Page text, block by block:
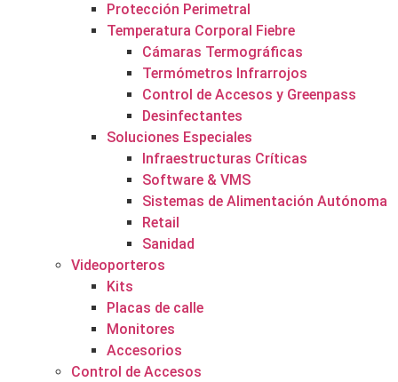
Protección Perimetral
Temperatura Corporal Fiebre
Cámaras Termográficas
Termómetros Infrarrojos
Control de Accesos y Greenpass
Desinfectantes
Soluciones Especiales
Infraestructuras Críticas
Software & VMS
Sistemas de Alimentación Autónoma
Retail
Sanidad
Videoporteros
Kits
Placas de calle
Monitores
Accesorios
Control de Accesos